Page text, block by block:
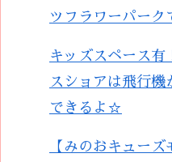
ツフラワーパーク
キッズスペース有
スショアは飛行機
できるよ☆
【みのおキュー